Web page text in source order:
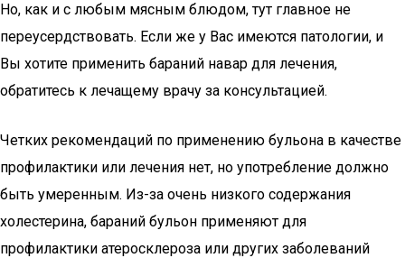
Но, как и с любым мясным блюдом, тут главное не
переусердствовать. Если же у Вас имеются патологии, и
Вы хотите применить бараний навар для лечения,
обратитесь к лечащему врачу за консультацией.
Четких рекомендаций по применению бульона в качестве
профилактики или лечения нет, но употребление должно
быть умеренным. Из-за очень низкого содержания
холестерина, бараний бульон применяют для
профилактики атеросклероза или других заболеваний